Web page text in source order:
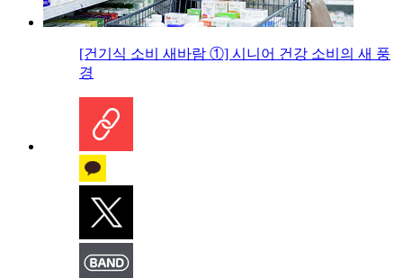
[건기식 소비 새바람 ①] 시니어 건강 소비의 새 풍
경